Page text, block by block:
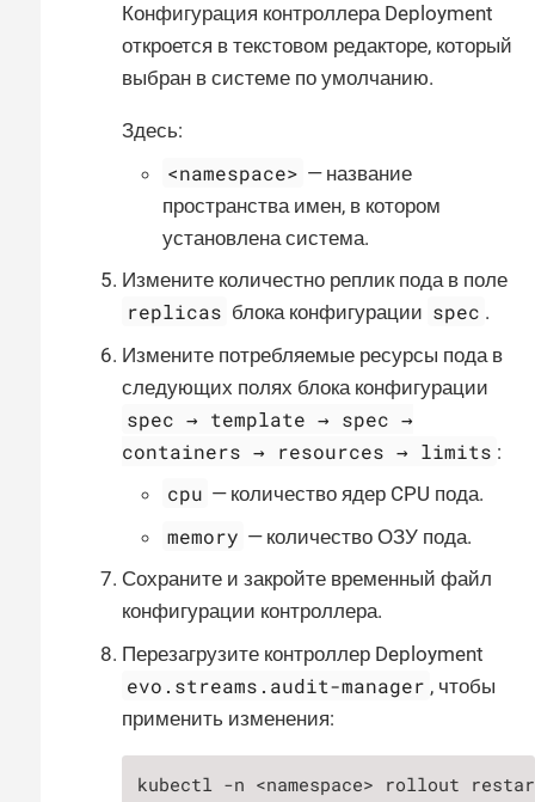
Конфигурация контроллера Deployment
откроется в текстовом редакторе, который
выбран в системе по умолчанию.
Здесь:
<namespace> — название
пространства имен, в котором
установлена система.
Измените количестно реплик пода в поле
replicas блока конфигурации spec .
Измените потребляемые ресурсы пода в
следующих полях блока конфигурации
spec → template → spec →
containers → resources → limits :
cpu — количество ядер CPU пода.
memory — количество ОЗУ пода.
Сохраните и закройте временный файл
конфигурации контроллера.
Перезагрузите контроллер Deployment
evo.streams.audit-manager , чтобы
применить изменения:
kubectl -n <namespace> rollout